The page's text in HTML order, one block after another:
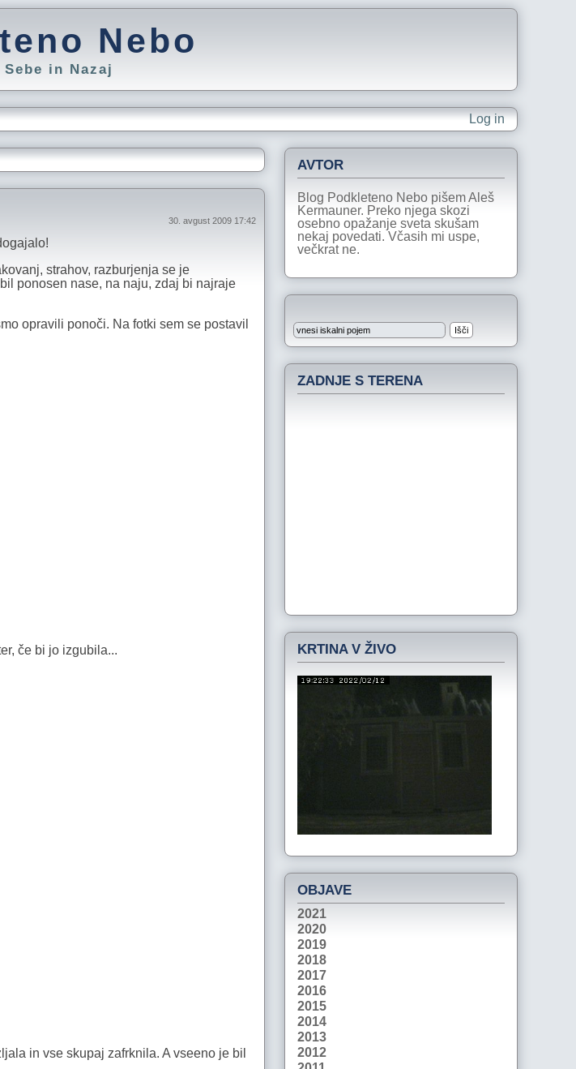
Nebo
Sebe in Nazaj
Log in
30. avgust 2009 17:42
strahov, razburjenja se je
ponosen nase, na naju, zdaj bi najraje
opravili ponoči. Na fotki sem se postavil
če bi jo izgubila...
in vse skupaj zafrknila. A vseeno je bil
AVTOR
Blog Podkleteno Nebo pišem Aleš
Kermauner. Preko njega skozi
osebno opažanje sveta skušam
nekaj povedati. Včasih mi uspe,
večkrat ne.
ZADNJE S TERENA
KRTINA V ŽIVO
OBJAVE
2021
2020
2019
2018
2017
2016
2015
2014
2013
2012